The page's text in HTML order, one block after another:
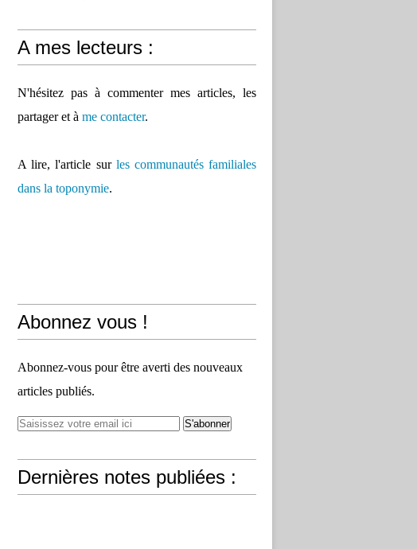
A mes lecteurs :
N'hésitez pas à commenter mes articles, les
partager et à me contacter.
A lire, l'article sur les communautés familiales
dans la toponymie.
Abonnez vous !
Abonnez-vous pour être averti des nouveaux
articles publiés.
Dernières notes publiées :